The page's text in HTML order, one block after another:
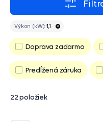
Výkon (kW): 1,1
Doprava zadarmo
Predĺžená záruka
22 položiek